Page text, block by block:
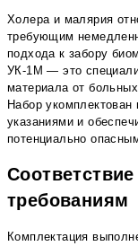
Холера и малярия
требующим
подхода к забору
УК-1М — это
материала от
Набор укомплектован
указаниями и
потенциально
требованиям
Комплектация